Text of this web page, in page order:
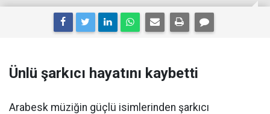
Ünlü şarkıcı hayatını kaybetti
Arabesk müziğin güçlü isimlerinden şarkıcı